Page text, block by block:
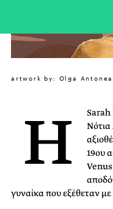
artwork by: Olga Antonea
Η
Sarah
19ου
γυναίκα που εξέθεταν